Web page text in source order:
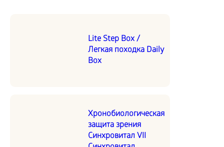
Lite Step Box /
Легкая походка Daily
Box
Хронобиологическая
защита зрения
Синхровитал VII